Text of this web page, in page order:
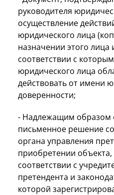
руководителя
осуществление
юридического лица
назначении этого лица
соответствии с
юридического лица
действовать от имени
доверенности;
- Надлежащим образом
письменное решение
органа управления
приобретении
соответствии с
претендента и
которой